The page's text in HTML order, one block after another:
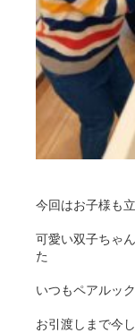
今回はお子様も
可愛い双子ちゃ
た
いつもペアルッ
お引渡しまで今